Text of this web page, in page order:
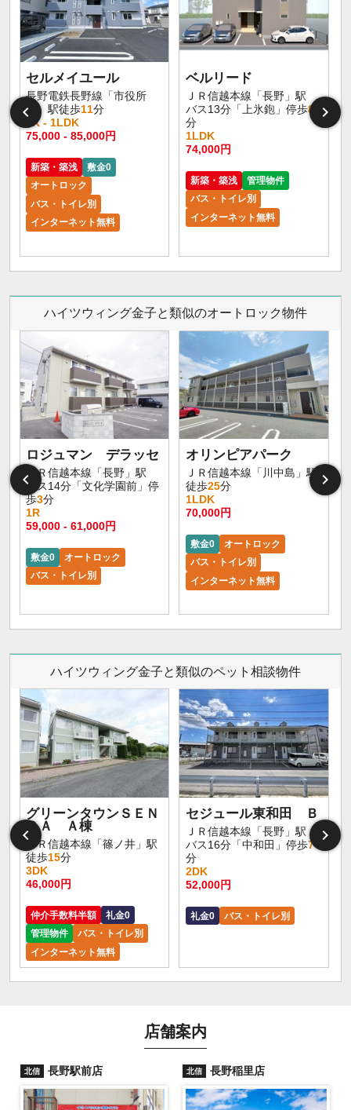
セルメイユール
長野電鉄長野線「市役所
前」駅徒歩11分
1K - 1LDK
75,000 - 85,000円
新築・築浅
敷金0
オートロック
バス・トイレ別
インターネット無料
ベルリード
ＪＲ信越本線「長野」駅
バス13分「上氷鉋」停歩8
分
1LDK
74,000円
新築・築浅
管理物件
バス・トイレ別
インターネット無料
ハイツウィング金子と類似のオートロック物件
ロジュマン デラッセ
ＪＲ信越本線「長野」駅
バス14分「文化学園前」停
歩3分
1R
59,000 - 61,000円
敷金0
オートロック
バス・トイレ別
オリンピアパーク
ＪＲ信越本線「川中島」駅
徒歩25分
1LDK
70,000円
敷金0
オートロック
バス・トイレ別
インターネット無料
ハイツウィング金子と類似のペット相談物件
グリーンタウンＳＥＮ
ＤＡ Ａ棟
ＪＲ信越本線「篠ノ井」駅
徒歩15分
3DK
46,000円
仲介手数料半額
礼金0
管理物件
バス・トイレ別
インターネット無料
セジュール東和田 Ｂ
ＪＲ信越本線「長野」駅
バス16分「中和田」停歩7
分
2DK
52,000円
礼金0 バス・トイレ別
店舗案内
北信 長野駅前店 北信 長野稲里店